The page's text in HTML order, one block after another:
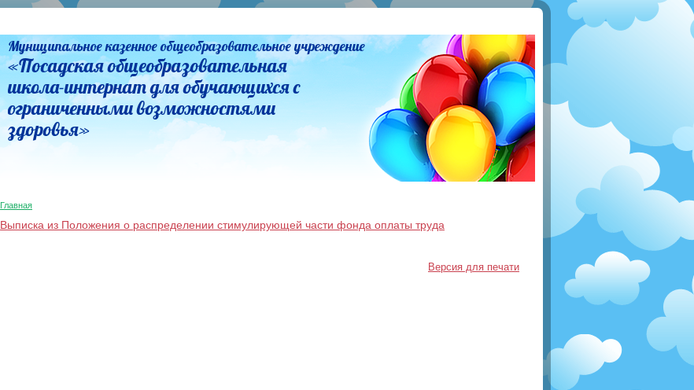
Муниципальное казенное общеобразовательное учреждение
«Посадская общеобразовательная
школа-интернат для обучающихся с
ограниченными возможностями
здоровья»
Главная
Выписка из Положения о распределении стимулирующей части фонда оплаты труда
Версия для печати